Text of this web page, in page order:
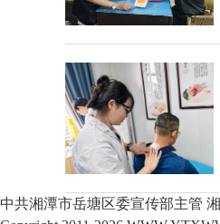
中共湘潭市岳塘区委宣传部主管